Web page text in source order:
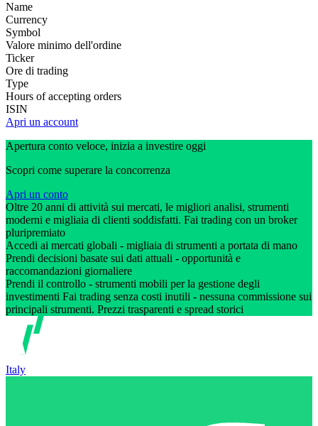
Name
Currency
Symbol
Valore minimo dell'ordine
Ticker
Ore di trading
Type
Hours of accepting orders
ISIN
Apri un account
Apertura conto veloce, inizia a investire oggi
Scopri come superare la concorrenza
Apri un conto
Oltre 20 anni di attività sui mercati, le migliori analisi, strumenti
moderni e migliaia di clienti soddisfatti. Fai trading con un broker
pluripremiato
Accedi ai mercati globali - migliaia di strumenti a portata di mano
Prendi decisioni basate sui dati attuali - opportunità e
raccomandazioni giornaliere
Prendi il controllo - strumenti mobili per la gestione degli
investimenti Fai trading senza costi inutili - nessuna commissione sui
principali strumenti. Prezzi trasparenti e spread storici
Italy